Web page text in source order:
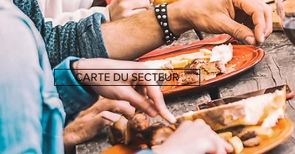
CARTE DU SECTEUR